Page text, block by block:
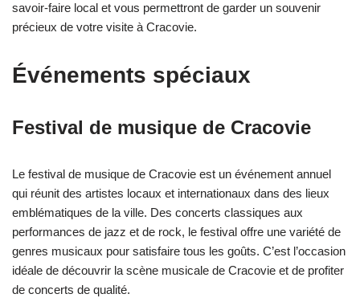
savoir-faire local et vous permettront de garder un souvenir
précieux de votre visite à Cracovie.
Événements spéciaux
Festival de musique de Cracovie
Le festival de musique de Cracovie est un événement annuel
qui réunit des artistes locaux et internationaux dans des lieux
emblématiques de la ville. Des concerts classiques aux
performances de jazz et de rock, le festival offre une variété de
genres musicaux pour satisfaire tous les goûts. C’est l’occasion
idéale de découvrir la scène musicale de Cracovie et de profiter
de concerts de qualité.